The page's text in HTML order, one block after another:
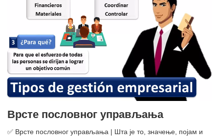
Врсте пословног управљања
✅ Врсте пословног управљања | Шта је то, значење, појам и